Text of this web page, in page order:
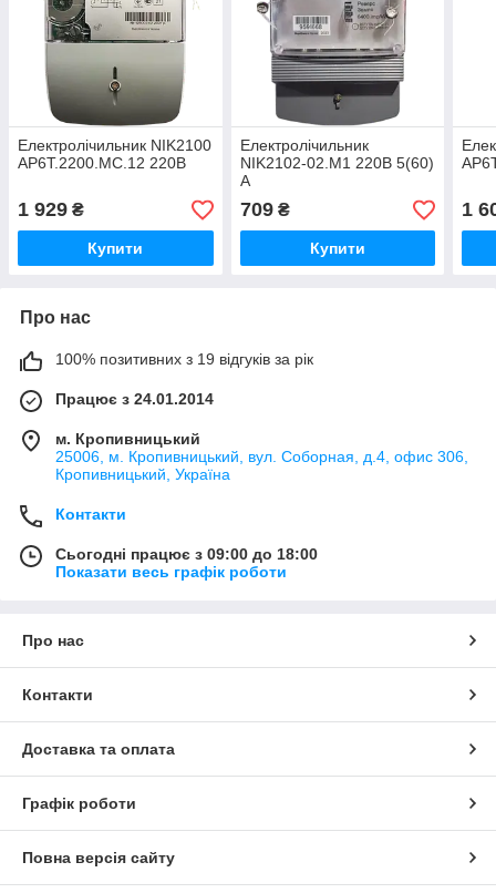
Електролічильник NIK2100
AP6T.2200.MC.12 220В
1 929 ₴
Купити
Електролічильник
NIK2102-02.М1 220В 5(60)
А
709₴
Купити
1
Про нас
100% позитивних з 19 відгуків за рік
Працює з 24.01.2014
м. Кропивницький
25006, м. Кропивницький, вул. Соборная, д.4, офис 306,
Кропивницький, Україна
Контакти
Сьогодні працює з 09:00 до 18:00
Показати весь графік роботи
Про нас
Контакти
Доставка та оплата
Графік роботи
Повна версія сайту